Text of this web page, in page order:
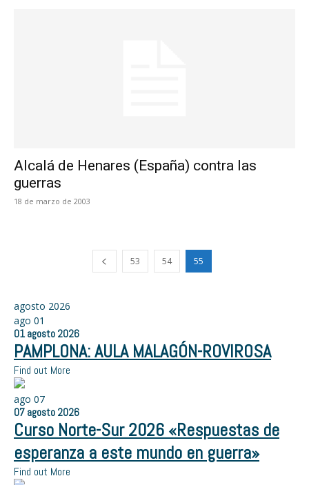
Alcalá de Henares (España) contra las
guerras
18 de marzo de 2003
53 54 55
agosto 2026
ago 01
01 agosto 2026
PAMPLONA: AULA MALAGÓN-ROVIROSA
Find out More
ago 07
07 agosto 2026
Curso Norte-Sur 2026 «Respuestas de
esperanza a este mundo en guerra»
Find out More